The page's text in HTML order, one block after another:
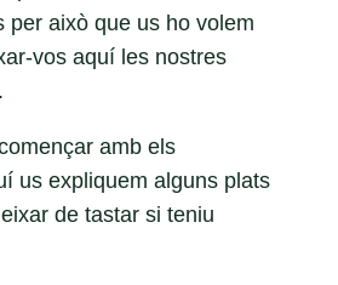
per això que us ho volem
vos aquí les nostres
amb els
us expliquem alguns plats
de tastar si teniu